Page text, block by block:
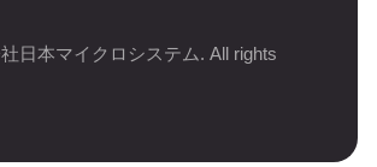
日本マイクロシステム. All rights